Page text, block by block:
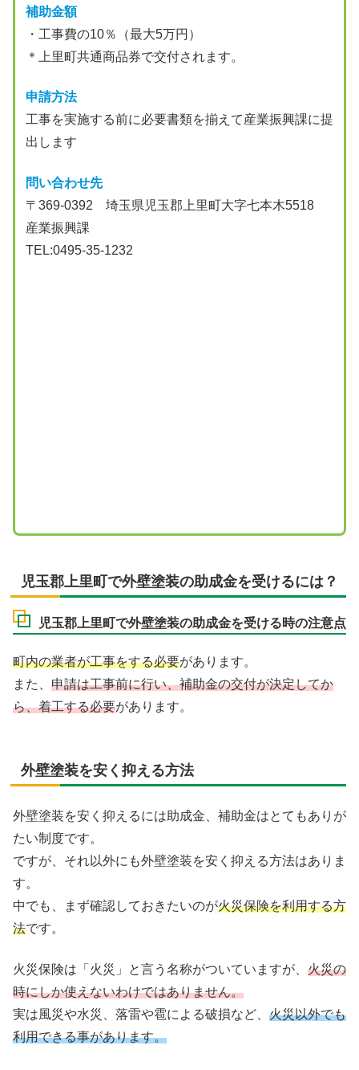
補助金額
・工事費の10％（最大5万円）
＊上里町共通商品券で交付されます。
申請方法
工事を実施する前に必要書類を揃えて産業振興課に提
出します
問い合わせ先
〒369-0392 埼玉県児玉郡上里町大字七本木5518
産業振興課
TEL:0495-35-1232
児玉郡上里町で外壁塗装の助成金を受けるには？
児玉郡上里町で外壁塗装の助成金を受ける時の注意点
町内の業者が工事をする必要があります。
また、 申請は工事前に行い、補助金の交付が決定してか
ら、着工する必要があります。
外壁塗装を安く抑える方法
外壁塗装を安く抑えるには助成金、補助金はとてもありが
たい制度です。
ですが、それ以外にも外壁塗装を安く抑える方法はありま
す。
中でも、まず確認しておきたいのが火災保険を利用する方
法です。
火災保険は「火災」と言う名称がついていますが、 火災の
時にしか使えないわけではありません。
実は風災や水災、落雷や雹による破損など、 火災以外でも
利用できる事があります。